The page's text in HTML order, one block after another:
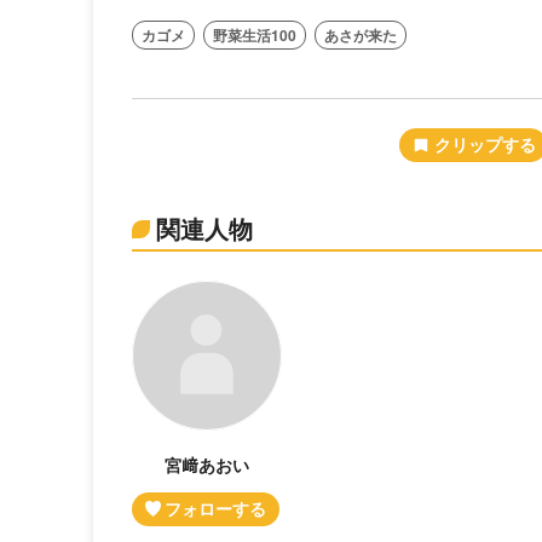
カゴメ 野菜生活100 あさが来た
関連人物
宮﨑あおい